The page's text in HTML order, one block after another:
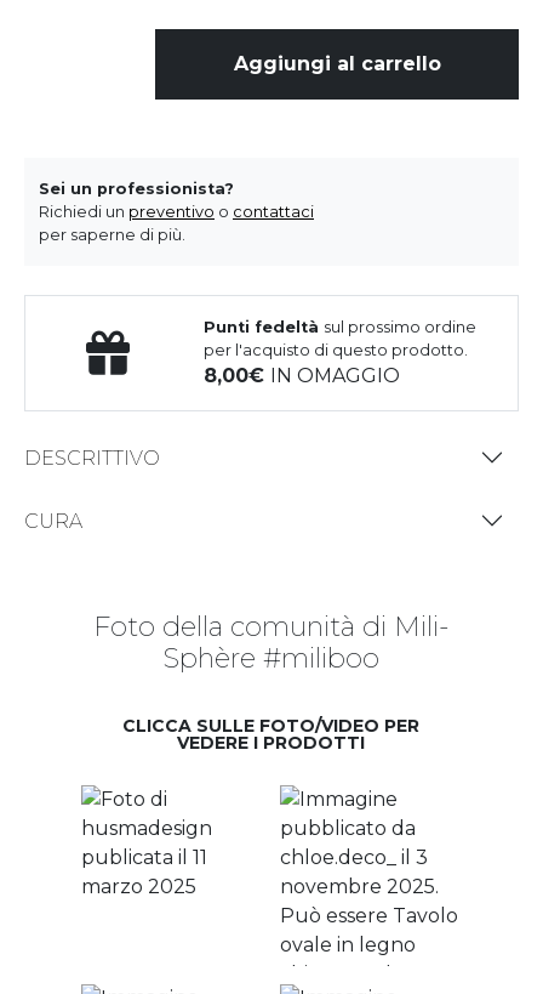
Aggiungi al carrello
Sei un professionista?
Richiedi un preventivo o contattaci
per saperne di più.
Punti fedeltà sul prossimo ordine
per l'acquisto di questo prodotto.
8,00 IN OMAGGIO
DESCRITTIVO
CURA
Foto della comunità di Mili-
Sphère #miliboo
CLICCA SULLE FOTO/VIDEO PER
VEDERE I PRODOTTI